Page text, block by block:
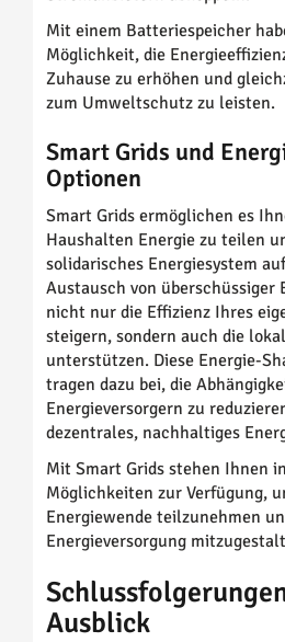
Mit einem Batteriespeicher
Möglichkeit, die
Zuhause zu erhöhen und
zum Umweltschutz zu leisten.
Smart Grids und
Optionen
Smart Grids ermöglichen es
Haushalten Energie zu teilen
solidarisches Energiesystem
Austausch von überschüssiger
nicht nur die Effizienz Ihres
steigern, sondern auch die
unterstützen. Diese Energie-
tragen dazu bei, die
Energieversorgern zu
dezentrales, nachhaltiges
Mit Smart Grids stehen Ihnen
Möglichkeiten zur Verfügung,
Energiewende teilzunehmen
Energieversorgung
Ausblick